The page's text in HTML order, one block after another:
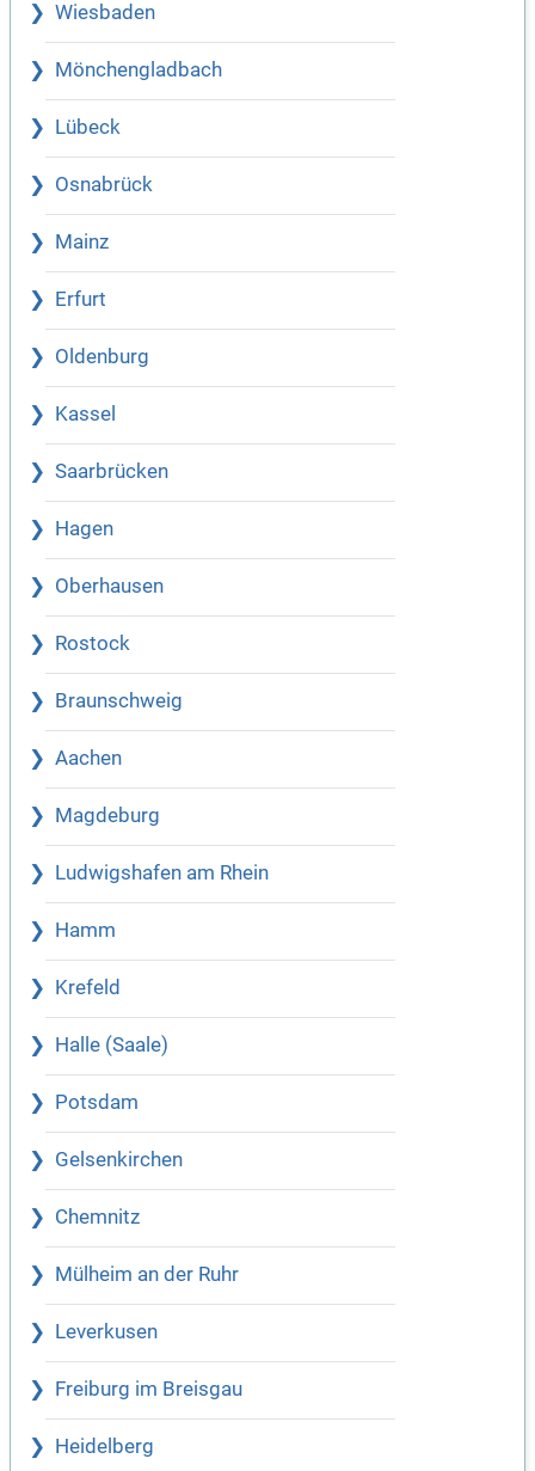
Wiesbaden
Mönchengladbach
Lübeck
Osnabrück
Mainz
Erfurt
Oldenburg
Kassel
Saarbrücken
Hagen
Oberhausen
Rostock
Braunschweig
Aachen
Magdeburg
Ludwigshafen am Rhein
Hamm
Krefeld
Halle (Saale)
Potsdam
Gelsenkirchen
Chemnitz
Mülheim an der Ruhr
Leverkusen
Freiburg im Breisgau
Heidelberg